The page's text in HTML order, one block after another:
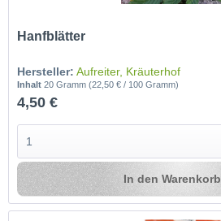
Hanfblätter
Hersteller: Aufreiter, Kräuterhof
Inhalt20 Gramm(22,50 € / 100 Gramm)
4,50 €
In den Warenkorb